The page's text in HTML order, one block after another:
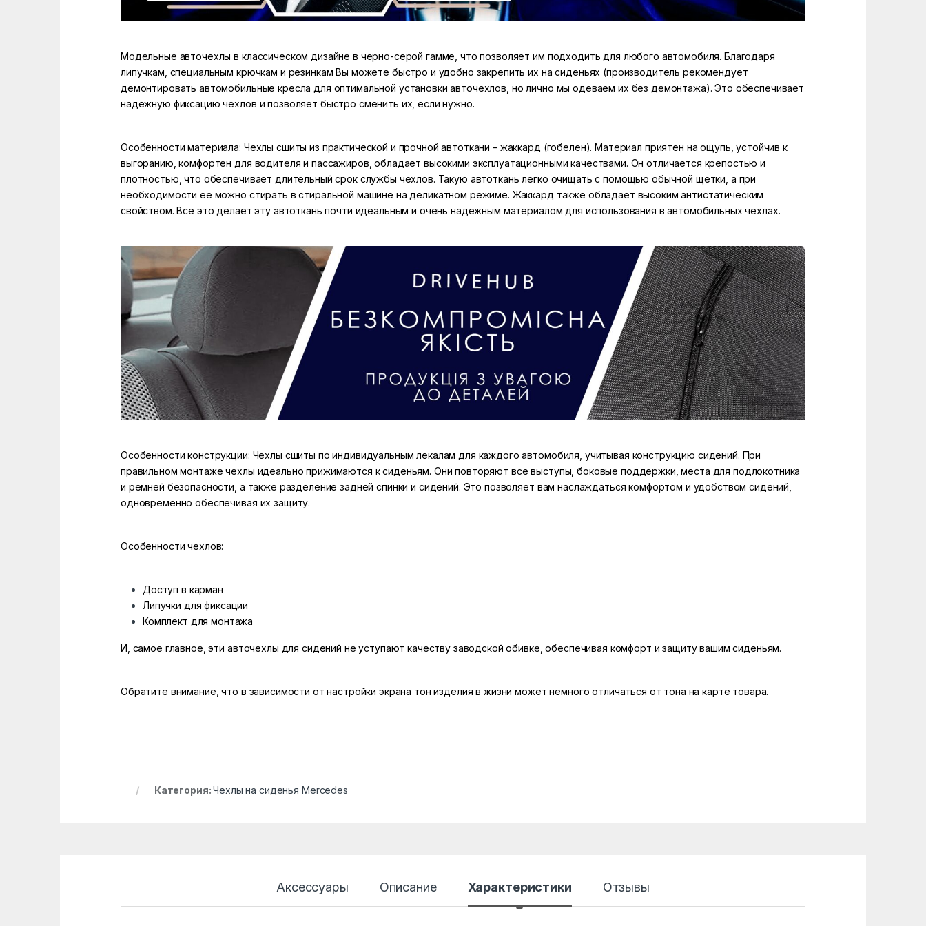
Модельные авточехлы в классическом дизайне в черно-серой гамме, что позволяет им подходить для любого автомобиля. Благодаря
липучкам, специальным крючкам и резинкам Вы можете быстро и удобно закрепить их на сиденьях (производитель рекомендует
демонтировать автомобильные кресла для оптимальной установки авточехлов, но лично мы одеваем их без демонтажа). Это обеспечивает
надежную фиксацию чехлов и позволяет быстро сменить их, если нужно.
Особенности материала: Чехлы сшиты из практической и прочной автоткани – жаккард (гобелен). Материал приятен на ощупь, устойчив к
выгоранию, комфортен для водителя и пассажиров, обладает высокими эксплуатационными качествами. Он отличается крепостью и
плотностью, что обеспечивает длительный срок службы чехлов. Такую автоткань легко очищать с помощью обычной щетки, а при
необходимости ее можно стирать в стиральной машине на деликатном режиме. Жаккард также обладает высоким антистатическим
свойством. Все это делает эту автоткань почти идеальным и очень надежным материалом для использования в автомобильных чехлах.
Особенности конструкции: Чехлы сшиты по индивидуальным лекалам для каждого автомобиля, учитывая конструкцию сидений. При
правильном монтаже чехлы идеально прижимаются к сиденьям. Они повторяют все выступы, боковые поддержки, места для подлокотника
и ремней безопасности, а также разделение задней спинки и сидений. Это позволяет вам наслаждаться комфортом и удобством сидений,
одновременно обеспечивая их защиту.
Особенности чехлов:
Доступ в карман
Липучки для фиксации
Комплект для монтажа
И, самое главное, эти авточехлы для сидений не уступают качеству заводской обивке, обеспечивая комфорт и защиту вашим сиденьям.
Обратите внимание, что в зависимости от настройки экрана тон изделия в жизни может немного отличаться от тона на карте товара.
Категория:Чехлы на сиденья Mercedes
Аксессуары Описание Характеристики Отзывы